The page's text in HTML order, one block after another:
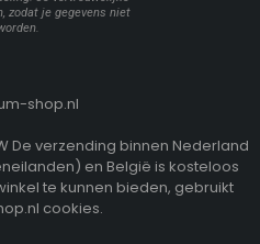
zodat je gegevens niet
shop.nl
De verzending binnen Nederland
en België is kosteloos
te kunnen bieden, gebruikt
cookies.